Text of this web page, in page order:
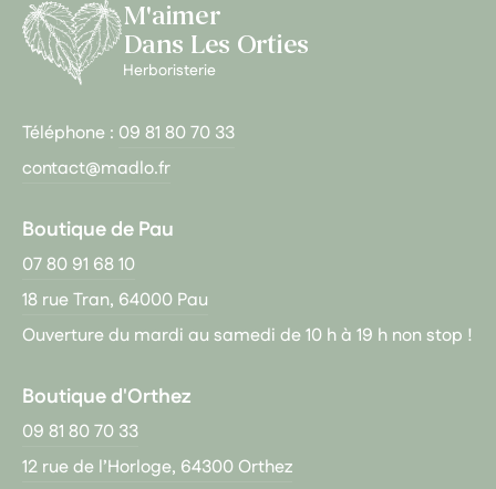
M'aimer
Dans Les Orties
Herboristerie
Téléphone : 09 81 80 70 33
contact@madlo.fr
Boutique de Pau
07 80 91 68 10
18 rue Tran, 64000 Pau
Ouverture du mardi au samedi de 10 h à 19 h non stop !
Boutique d'Orthez
09 81 80 70 33
12 rue de l’Horloge, 64300 Orthez